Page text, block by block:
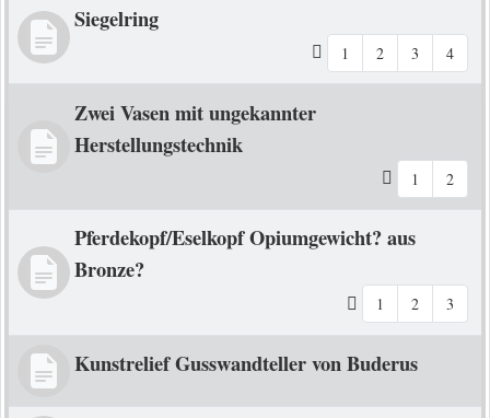
Siegelring
1 2 3 4
Zwei Vasen mit ungekannter
Herstellungstechnik
1 2
Pferdekopf/Eselkopf Opiumgewicht? aus
Bronze?
1 2 3
Kunstrelief Gusswandteller von Buderus